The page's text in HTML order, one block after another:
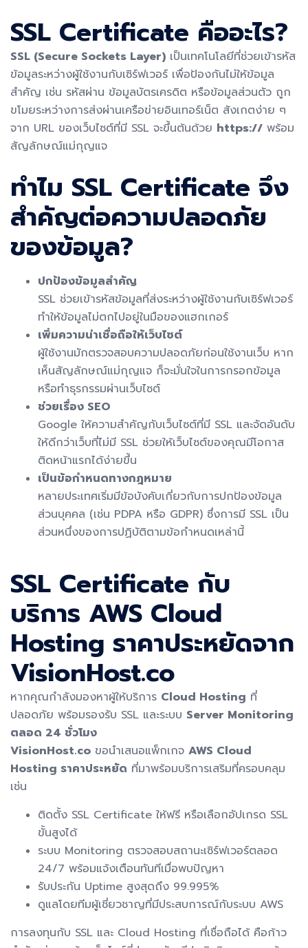
SSL Certificate คืออะไร?
SSL (Secure Sockets Layer) เป็นเทคโนโลยีที่ช่วยเข้ารหัส
ข้อมูลระหว่างผู้ใช้งานกับเซิร์ฟเวอร์ เพื่อป้องกันไม่ให้ข้อมูล
สำคัญ เช่น รหัสผ่าน ข้อมูลบัตรเครดิต หรือข้อมูลส่วนตัว ถูก
ขโมยระหว่างการส่งผ่านเครือข่ายอินเทอร์เน็ต สังเกตง่าย ๆ
จาก URL ของเว็บไซต์ที่มี SSL จะขึ้นต้นด้วย https:// พร้อม
สัญลักษณ์แม่กุญแจ
ทำไม SSL Certificate จึง
สำคัญต่อความปลอดภัย
ของข้อมูล?
ปกป้องข้อมูลสำคัญ
SSL ช่วยเข้ารหัสข้อมูลที่ส่งระหว่างผู้ใช้งานกับเซิร์ฟเวอร์
ทำให้ข้อมูลไม่ตกไปอยู่ในมือของแฮกเกอร์
เพิ่มความน่าเชื่อถือให้เว็บไซต์
ผู้ใช้งานมักตรวจสอบความปลอดภัยก่อนใช้งานเว็บ หาก
เห็นสัญลักษณ์แม่กุญแจ ก็จะมั่นใจในการกรอกข้อมูล
หรือทำธุรกรรมผ่านเว็บไซต์
ช่วยเรื่อง SEO
Google ให้ความสำคัญกับเว็บไซต์ที่มี SSL และจัดอันดับ
ให้ดีกว่าเว็บที่ไม่มี SSL ช่วยให้เว็บไซต์ของคุณมีโอกาส
ติดหน้าแรกได้ง่ายขึ้น
เป็นข้อกำหนดทางกฎหมาย
หลายประเทศเริ่มมีข้อบังคับเกี่ยวกับการปกป้องข้อมูล
ส่วนบุคคล (เช่น PDPA หรือ GDPR) ซึ่งการมี SSL เป็น
ส่วนหนึ่งของการปฏิบัติตามข้อกำหนดเหล่านี้
SSL Certificate กับ
บริการ AWS Cloud
Hosting ราคาประหยัดจาก
VisionHost.co
หากคุณกำลังมองหาผู้ให้บริการ Cloud Hosting ที่
ปลอดภัย พร้อมรองรับ SSL และระบบ Server Monitoring
ตลอด 24 ชั่วโมง
VisionHost.co ขอนำเสนอแพ็กเกจ AWS Cloud
Hosting ราคาประหยัด ที่มาพร้อมบริการเสริมที่ครอบคลุม
เช่น
ติดตั้ง SSL Certificate ให้ฟรี หรือเลือกอัปเกรด SSL
ขั้นสูงได้
ระบบ Monitoring ตรวจสอบสถานะเซิร์ฟเวอร์ตลอด
24/7 พร้อมแจ้งเตือนทันทีเมื่อพบปัญหา
รับประกัน Uptime สูงสุดถึง 99.995%
ดูแลโดยทีมผู้เชี่ยวชาญที่มีประสบการณ์กับระบบ AWS
การลงทุนกับ SSL และ Cloud Hosting ที่เชื่อถือได้ คือก้าว